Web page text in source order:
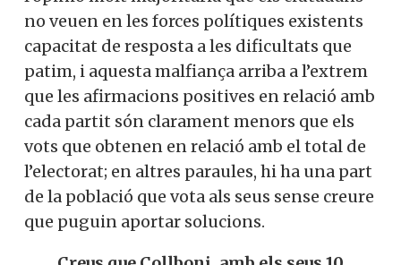
problema i no com a solució. Fet que
encaixa amb l’opinió molt majoritària que
els ciutadans no veuen en les forces
polítiques existents capacitat de resposta
a les dificultats que patim, i aquesta
malfiança arriba a l’extrem que les
afirmacions positives en relació amb cada
partit són clarament menors que els vots
que obtenen en relació amb el total de
No, però vull rebre el butlletí